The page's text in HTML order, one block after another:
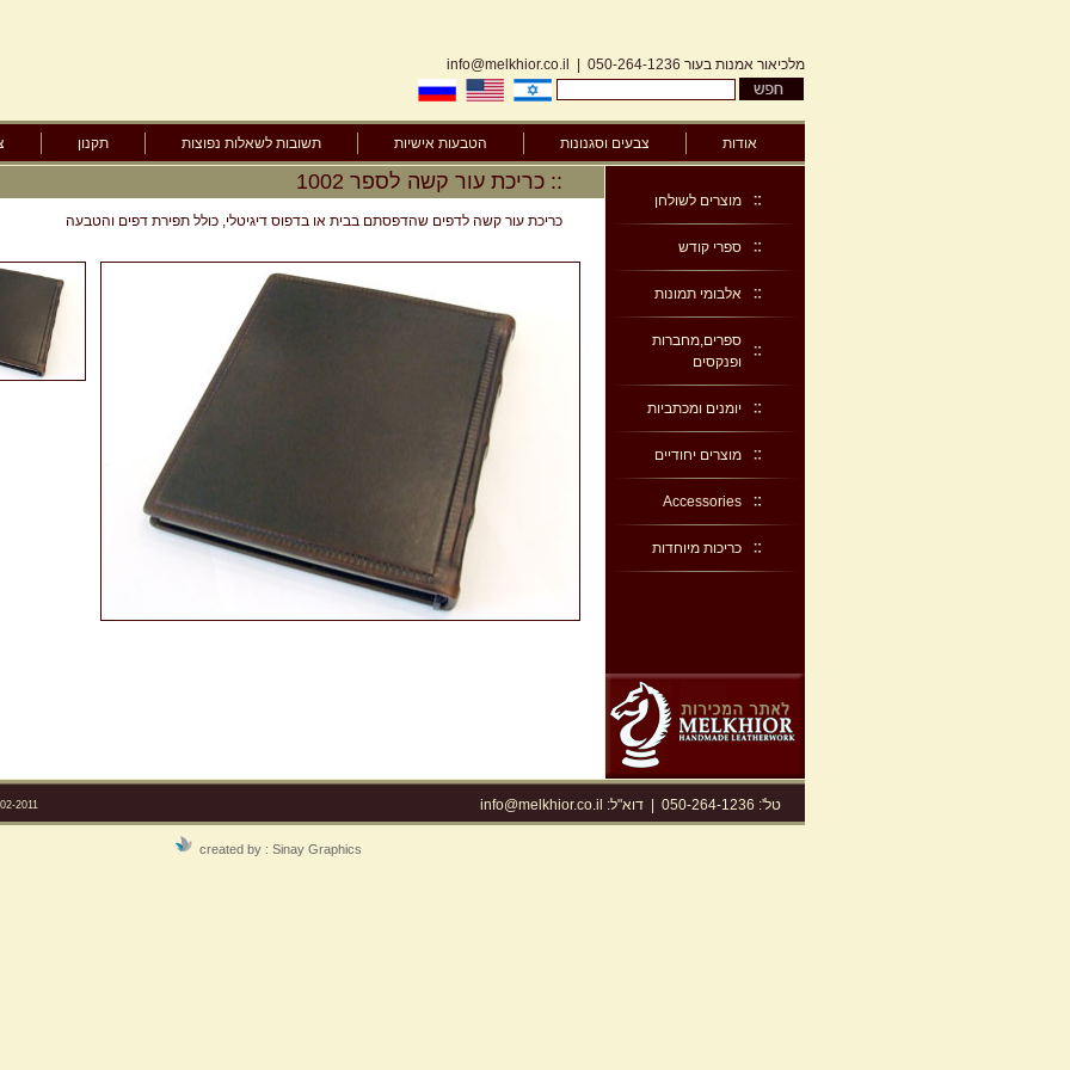
מלכיאור אמנות בעור 050-264-1236
info@melkhior.co.il
אודות צבעים וסגנונות הטבעות אישיות תשובות לשאלות נפוצות תקנון
מוצרים לשולחן
ספרי קודש
אלבומי תמונות
ספרים,מחברות
ופנקסים
יומנים ומכתביות
מוצרים יחודיים
Accessories
כריכות מיוחדות
:: כריכת עור קשה לספר 1002
כריכת עור קשה לדפים שהדפסתם בבית או בדפוס דיגיטלי, כולל תפירת דפים והטבעה
2011 טל': 050-264-1236 |דוא"ל: info@melkhior.co.il
created by : Sinay Graphics